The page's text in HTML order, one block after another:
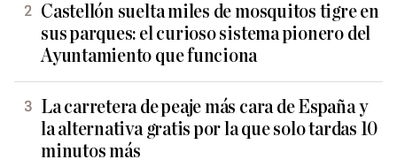
Castellón suelta miles de mosquitos tigre en
sus parques: el curioso sistema pionero del
Ayuntamiento que funciona
La carretera de peaje más cara de España y
la alternativa gratis por la que solo tardas 10
minutos más